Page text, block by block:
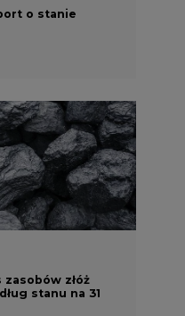
o stanie
złóż
stanu na 31